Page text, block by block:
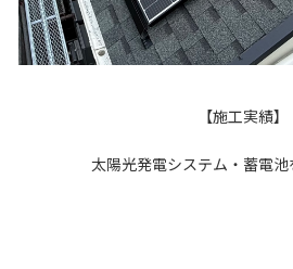
【施工実績】
太陽光発電システム・蓄電